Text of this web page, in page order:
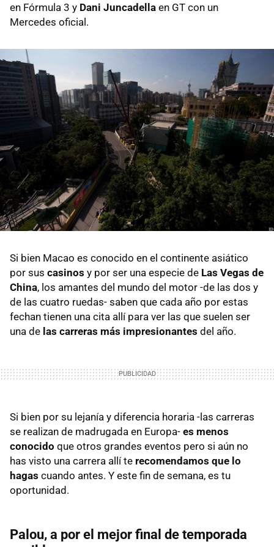
en Fórmula 3 y Dani Juncadella en GT con un
Mercedes oficial.
Si bien Macao es conocido en el continente asiático
por sus casinos y por ser una especie de Las Vegas de
China, los amantes del mundo del motor -de las dos y
de las cuatro ruedas- saben que cada año por estas
fechan tienen una cita allí para ver las que suelen ser
una de las carreras más impresionantes del año.
Si bien por su lejanía y diferencia horaria -las carreras
se realizan de madrugada en Europa- es menos
conocido que otros grandes eventos pero si aún no
has visto una carrera allí te recomendamos que lo
hagas cuando antes. Y este fin de semana, es tu
oportunidad.
Palou, a por el mejor final de temporada